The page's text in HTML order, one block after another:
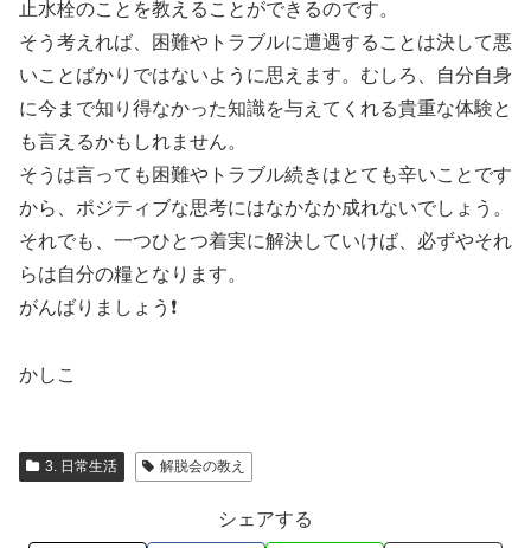
止水栓のことを教えることができるのです。
そう考えれば、困難やトラブルに遭遇することは決して悪
いことばかりではないように思えます。むしろ、自分自身
に今まで知り得なかった知識を与えてくれる貴重な体験と
も言えるかもしれません。
そうは言っても困難やトラブル続きはとても辛いことです
から、ポジティブな思考にはなかなか成れないでしょう。
それでも、一つひとつ着実に解決していけば、必ずやそれ
らは自分の糧となります。
がんばりましょう❗️
かしこ
3. 日常生活 解脱会の教え
シェアする